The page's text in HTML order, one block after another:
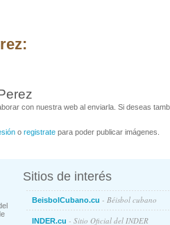
con nuestra web al enviarla. Si deseas
o registrate para poder publicar imágenes.
Sitios de interés
BeisbolCubano.cu - Béisbol cubano
INDER.cu - Sitio Oficial del INDER